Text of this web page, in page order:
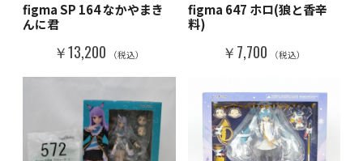
figma SP 164 なかやまき
んに君
￥13,200 （税込）
figma 647 ホロ(狼と香辛
料)
￥7,700 （税込）